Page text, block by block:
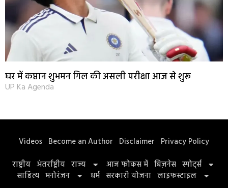
घर में कप्तान शुभमन गिल की असली परीक्षा आज से शुरू
UP Ka Agenda
Videos Become an Author Disclaimer Privacy Policy
राष्ट्रीय अंतर्राष्ट्रीय राज्य आज फोकस में बिज़नेस स्पोर्ट्स
साहित्य मनोरंजन धर्म सरकारी योजना लाइफस्टाइल